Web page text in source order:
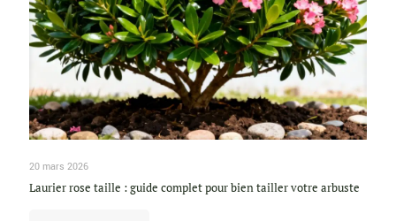
20 mars 2026
Laurier rose taille : guide complet pour bien tailler votre arbuste